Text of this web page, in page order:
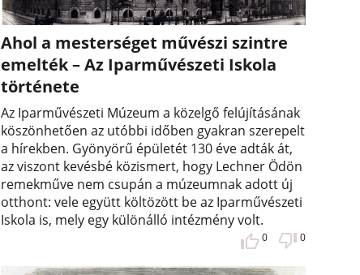
Ahol a mesterséget művészi szintre
emelték – Az Iparművészeti Iskola
története
Az Iparművészeti Múzeum a közelgő felújításának
köszönhetően az utóbbi időben gyakran szerepelt
a hírekben. Gyönyörű épületét 130 éve adták át,
az viszont kevésbé közismert, hogy Lechner Ödön
remekműve nem csupán a múzeumnak adott új
otthont: vele együtt költözött be az Iparművészeti
Iskola is, mely egy különálló intézmény volt.
0 0